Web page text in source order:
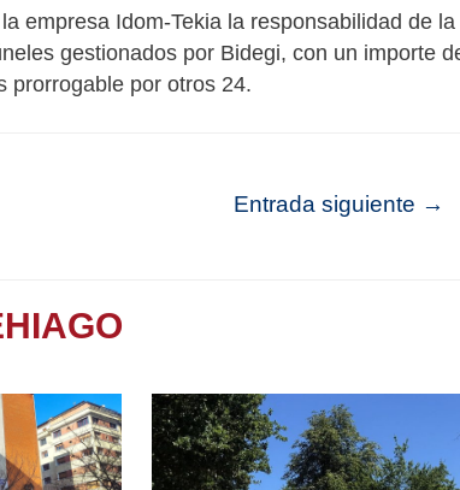
empresa Idom-Tekia la responsabilidad de la
gestionados por Bidegi, con un importe
prorrogable por otros 24.
Entrada siguiente →